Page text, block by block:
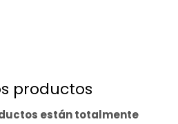
productos
están totalmente